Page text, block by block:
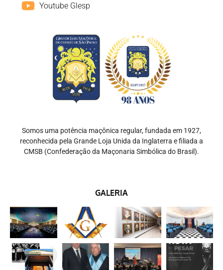
Youtube Glesp
Somos uma potência maçônica regular, fundada em 1927,
reconhecida pela Grande Loja Unida da Inglaterra e filiada a
CMSB (Confederação da Maçonaria Simbólica do Brasil).
GALERIA